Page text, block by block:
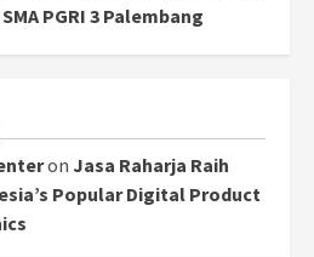
PGRI 3 Palembang
on Jasa Raharja Raih
Popular Digital Product